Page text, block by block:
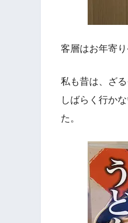
客層はお年寄
私も昔は、ざ
しばらく行か
た。